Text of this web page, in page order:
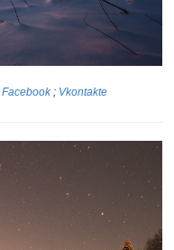
Facebook; Vkontakte